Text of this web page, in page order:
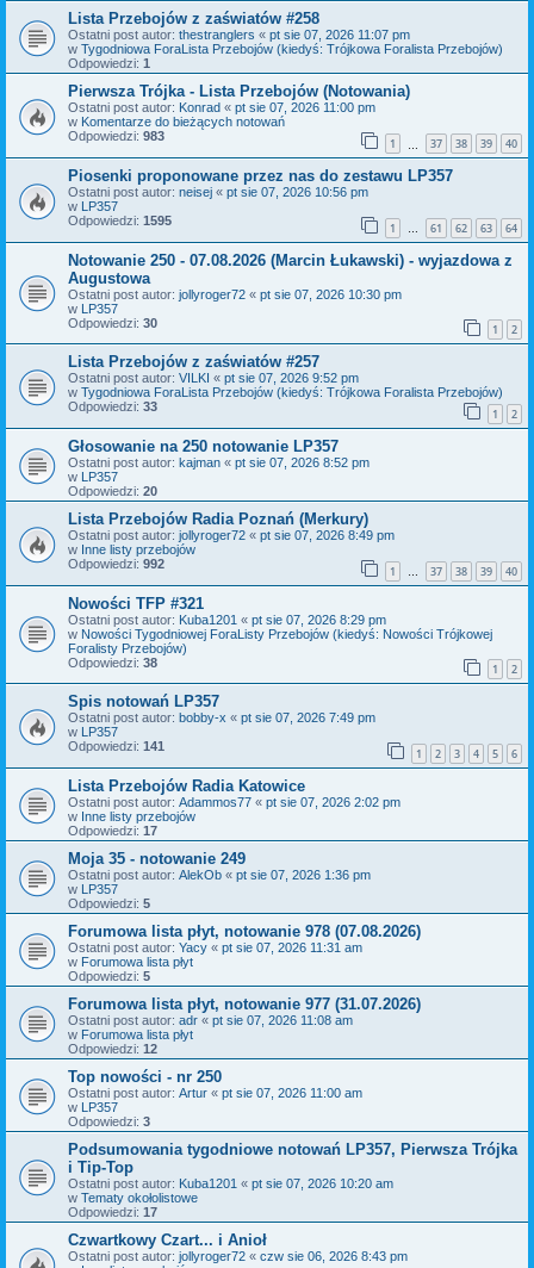
Lista Przebojów z zaświatów #258
Ostatni post autor: thestranglers « pt sie 07, 2026 11:07 pm
w Tygodniowa ForaLista Przebojów (kiedyś: Trójkowa Foralista Przebojów)
Odpowiedzi: 1
Pierwsza Trójka - Lista Przebojów (Notowania)
Ostatni post autor: Konrad « pt sie 07, 2026 11:00 pm
w Komentarze do bieżących notowań
Odpowiedzi: 983 1 37 38 39 40
Piosenki proponowane przez nas do zestawu LP357
Ostatni post autor: neisej « pt sie 07, 2026 10:56 pm
w LP357
Odpowiedzi: 1595 1 … 61 62 63 64
Notowanie 250 - 07.08.2026 (Marcin Łukawski) - wyjazdowa z
Augustowa
Ostatni post autor: jollyroger72 « pt sie 07, 2026 10:30 pm
w LP357
Odpowiedzi: 30 1 2
Lista Przebojów z zaświatów #257
Ostatni post autor: VILKI « pt sie 07, 2026 9:52 pm
w Tygodniowa ForaLista Przebojów (kiedyś: Trójkowa Foralista Przebojów)
Odpowiedzi: 33 1 2
Głosowanie na 250 notowanie LP357
Ostatni post autor: kajman « pt sie 07, 2026 8:52 pm
w LP357
Odpowiedzi: 20
Lista Przebojów Radia Poznań (Merkury)
Ostatni post autor: jollyroger72 « pt sie 07, 2026 8:49 pm
w Inne listy przebojów
Odpowiedzi: 992 1 … 37 38 39 40
Nowości TFP #321
Ostatni post autor: Kuba1201 « pt sie 07, 2026 8:29 pm
w Nowości Tygodniowej ForaListy Przebojów (kiedyś: Nowości Trójkowej
Foralisty Przebojów)
Odpowiedzi: 38 1 2
Spis notowań LP357
Ostatni post autor: bobby-x « pt sie 07, 2026 7:49 pm
w
LP357
Odpowiedzi: 141 1 2 3 4 5 6
Lista Przebojów Radia Katowice
Ostatni post autor: Adammos77 « pt sie 07, 2026 2:02 pm
w Inne listy przebojów
Odpowiedzi: 17
Moja 35 - notowanie 249
Ostatni post autor: AlekOb « pt sie 07, 2026 1:36 pm
w LP357
Odpowiedzi: 5
Forumowa lista płyt, notowanie 978 (07.08.2026)
Ostatni post autor: Yacy « pt sie 07, 2026 11:31 am
w Forumowa lista płyt
Odpowiedzi: 5
Forumowa lista płyt, notowanie 977 (31.07.2026)
Ostatni post autor: adr « pt sie 07, 2026 11:08 am
w Forumowa lista płyt
Odpowiedzi: 12
Top nowości - nr 250
Ostatni post autor: Artur « pt sie 07, 2026 11:00 am
w LP357
Odpowiedzi: 3
Podsumowania tygodniowe notowań LP357, Pierwsza Trójka
i Tip-Top
Ostatni post autor: Kuba1201 « pt sie 07, 2026 10:20 am
w Tematy okołolistowe
Odpowiedzi: 17
Czwartkowy Czart... i Anioł
Ostatni post autor: jollyroger72 « czw sie 06, 2026 8:43 pm